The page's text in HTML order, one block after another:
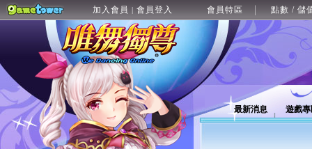
加入會員 | 會員登入 會員特區 點數 / 儲
最新消息 遊戲